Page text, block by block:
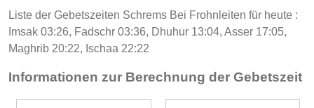
Liste der Gebetszeiten Schrems Bei Frohnleiten für heute :
Imsak 03:26, Fadschr 03:36, Dhuhur 13:04, Asser 17:05,
Maghrib 20:22, Ischaa 22:22
Informationen zur Berechnung der Gebetszeit